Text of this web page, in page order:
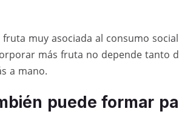
fruta muy asociada al consumo
más fruta no depende tanto
a mano.
puede formar